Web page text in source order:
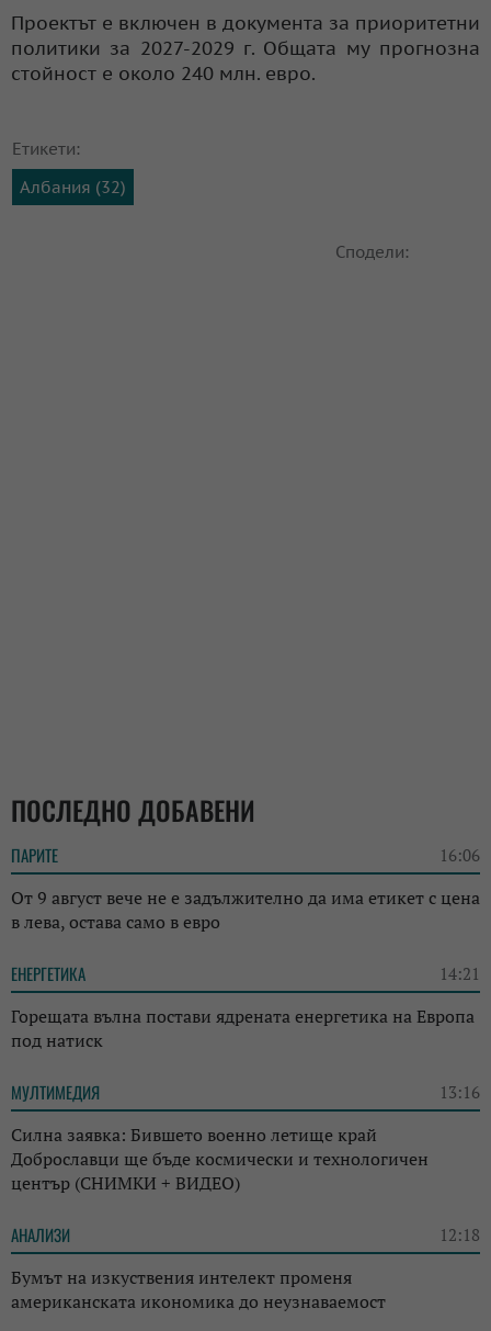
Проектът е включен в документа за приоритетни
политики за 2027-2029 г. Общата му прогнозна
стойност е около 240 млн. евро.
Етикети:
Албания (32)
Сподели:
ПОСЛЕДНО ДОБАВЕНИ
ПАРИТЕ 16:06
От 9 август вече не е задължително да има етикет с цена
в лева, остава само в евро
ЕНЕРГЕТИКА 14:21
Горещата вълна постави ядрената енергетика на Европа
под натиск
МУЛТИМЕДИЯ 13:16
Силна заявка: Бившето военно летище край
Доброславци ще бъде космически и технологичен
център (СНИМКИ + ВИДЕО)
АНАЛИЗИ 12:18
Бумът на изкуствения интелект променя
американската икономика до неузнаваемост